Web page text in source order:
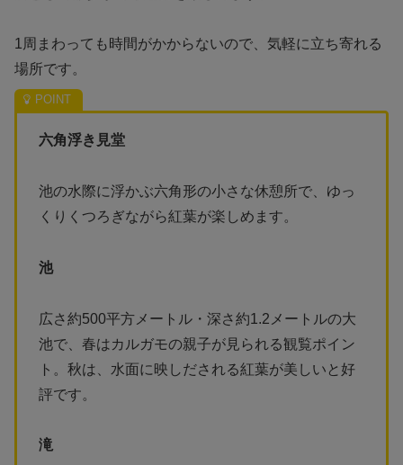
1周まわっても時間がかからないので、気軽に立ち寄れる
場所です。
六角浮き見堂
池の水際に浮かぶ六角形の小さな休憩所で、ゆっ
くりくつろぎながら紅葉が楽しめます。
池
広さ約500平方メートル・深さ約1.2メートルの大
池で、春はカルガモの親子が見られる観覧ポイン
ト。秋は、水面に映しだされる紅葉が美しいと好
評です。
滝